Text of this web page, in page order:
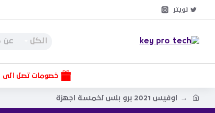
تويتر
الكل
خصومات تصل الى 40%
اوفيس 2021 برو بلس لخمسة اجهزة